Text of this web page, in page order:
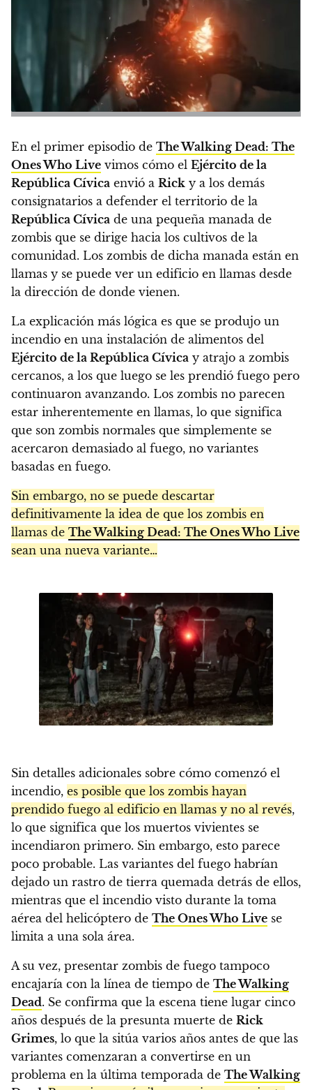
En el primer episodio de The Walking Dead: The
Ones Who Live vimos cómo el Ejército de la
República Cívica envió a Rick y a los demás
consignatarios a defender el territorio de la
República Cívica de una pequeña manada de
zombis que se dirige hacia los cultivos de la
comunidad. Los zombis de dicha manada están en
llamas y se puede ver un edificio en llamas desde
la dirección de donde vienen.
La explicación más lógica es que se produjo un
incendio en una instalación de alimentos del
Ejército de la República Cívica y atrajo a zombis
cercanos, a los que luego se les prendió fuego pero
continuaron avanzando. Los zombis no parecen
estar inherentemente en llamas, lo que significa
que son zombis normales que simplemente se
acercaron demasiado al fuego, no variantes
basadas en fuego.
Sin embargo, no se puede descartar
definitivamente la idea de que los zombis en
llamas de The Walking Dead: The Ones Who Live
sean una nueva variante…
Sin detalles adicionales sobre cómo comenzó el
incendio, es posible que los zombis hayan
prendido fuego al edificio en llamas y no al revés,
lo que significa que los muertos vivientes se
incendiaron primero. Sin embargo, esto parece
poco probable. Las variantes del fuego habrían
dejado un rastro de tierra quemada detrás de ellos,
mientras que el incendio visto durante la toma
aérea del helicóptero de The Ones Who Live se
limita a una sola área.
A su vez, presentar zombis de fuego tampoco
encajaría con la línea de tiempo de The Walking
Dead. Se confirma que la escena tiene lugar cinco
años después de la presunta muerte de Rick
Grimes, lo que la sitúa varios años antes de que las
variantes comenzaran a convertirse en un
problema en la última temporada de The Walking